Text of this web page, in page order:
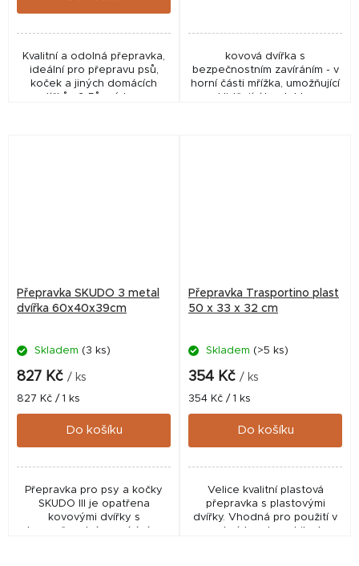
Kvalitní a odolná přepravka,
ideální pro přepravu psů,
koček a jiných domácích
kovová dvířka s
bezpečnostním zavíráním - v
horní části mřížka, umožňující
Přepravka SKUDO 3 metal
dvířka 60x40x39cm
Skladem (3 ks)
827 Kč / ks
Měrná
cena:
827 Kč / 1 ks
Do košíku
Přepravka pro psy a kočky
SKUDO III je opatřena
kovovými dvířky s
Přepravka Trasportino plast
50 x 33 x 32 cm
Skladem (>5 ks)
354 Kč / ks
Měrná
cena:
354 Kč / 1 ks
Do košíku
Velice kvalitní plastová
přepravka s plastovými
dvířky. Vhodná pro použití v